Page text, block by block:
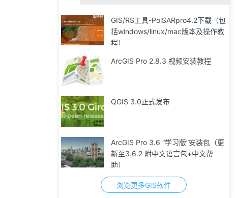
GIS/RS工具-PolSARpro4.2下载（包
括windows/linux/mac版本及操作教
程）
ArcGIS Pro 2.8.3 视频安装教程
QGIS 3.0正式发布
ArcGIS Pro 3.6 “学习版”安装包（更
新至3.6.2 附中文语言包+中文帮
助）
浏览更多GIS软件